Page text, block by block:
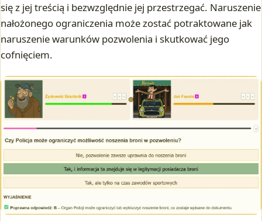
się z jej treścią i bezwzględnie jej przestrzegać. Naruszenie
nałożonego ograniczenia może zostać potraktowane jak
naruszenie warunków pozwolenia i skutkować jego
cofnięciem.